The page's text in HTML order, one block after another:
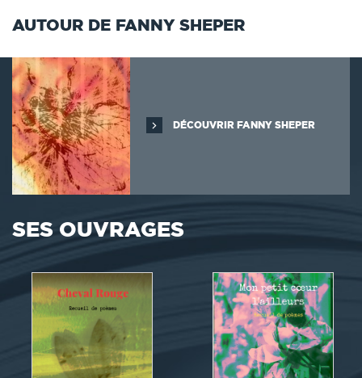
AUTOUR DE FANNY SHEPER
DÉCOUVRIR FANNY SHEPER
SES OUVRAGES